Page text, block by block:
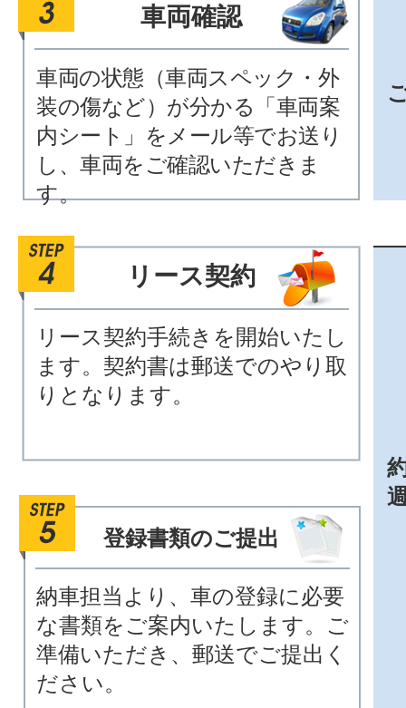
車両確認
車両の状態（車両スペック・外
装の傷など）が分かる「車両案
内シート」をメール等でお送り
し、車両をご確認いただきま
す。
リース契約
リース契約手続きを開始いたし
ます。契約書は郵送でのやり取
りとなります。
登録書類のご提出
納車担当より、車の登録に必要
な書類をご案内いたします。ご
準備いただき、郵送でご提出く
ださい。